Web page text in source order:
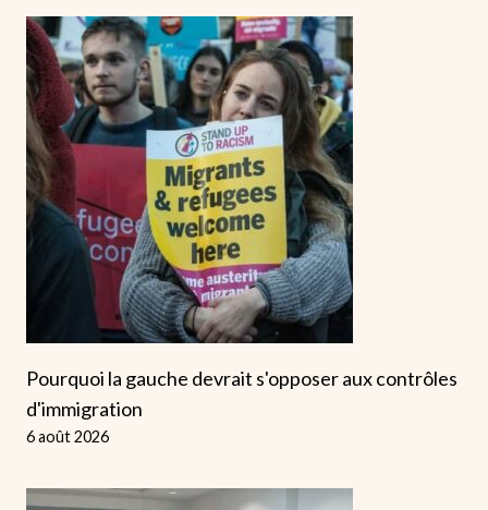
Pourquoi la gauche devrait s'opposer aux contrôles
d'immigration
6 août 2026